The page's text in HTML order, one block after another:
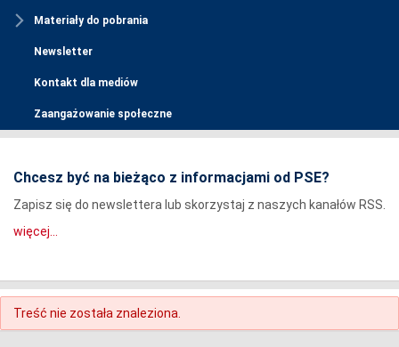
Materiały do pobrania
Newsletter
Kontakt dla mediów
Zaangażowanie społeczne
Chcesz być na bieżąco z informacjami od PSE?
Zapisz się do newslettera lub skorzystaj z naszych kanałów RSS.
więcej...
Treść nie została znaleziona.